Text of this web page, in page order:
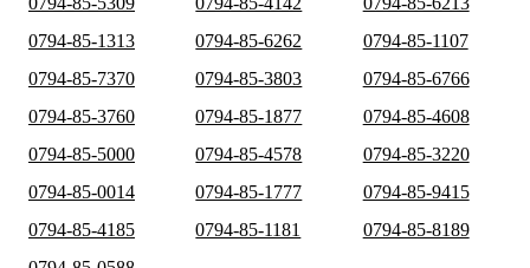
0794-85-1313
0794-85-6262
0794-85-1107
0794-85-7370
0794-85-3803
0794-85-6766
0794-85-3760
0794-85-1877
0794-85-4608
0794-85-5000
0794-85-4578
0794-85-3220
0794-85-0014
0794-85-1777
0794-85-9415
0794-85-4185
0794-85-1181
0794-85-8189